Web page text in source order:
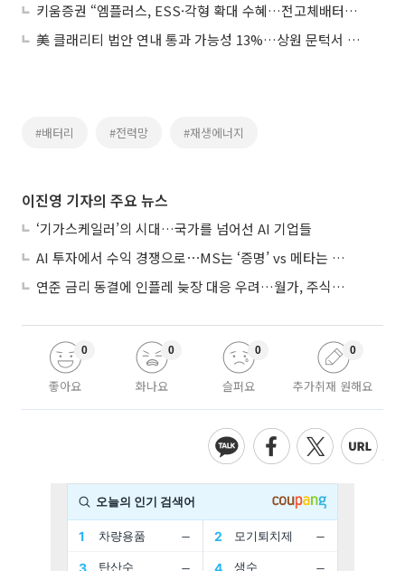
키움증권 “엠플러스, ESS·각형 확대 수혜…전고체배터리 장비 중장기 성장동력”
美 클래리티 법안 연내 통과 가능성 13%…상원 문턱서 제동
#배터리 #전력망 #재생에너지
이진영 기자의 주요 뉴스
‘기가스케일러’의 시대…국가를 넘어선 AI 기업들
AI 투자에서 수익 경쟁으로⋯MS는 ‘증명’ vs 메타는 ‘숙제’
연준 금리 동결에 인플레 늦장 대응 우려…월가, 주식도 채권도 던졌다
좋아요
0
화나요
0
슬퍼요
0
추가취재 원해요
0